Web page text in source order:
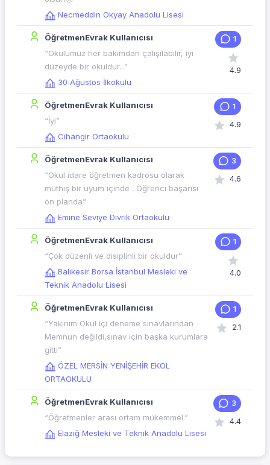
Necmeddin Okyay Anadolu Lisesi
ÖğretmenEvrak Kullanıcısı
“Okulumuz her bakımdan çalışılabilir, iyi
düzeyde bir okuldur...”
30 Ağustos İlkokulu
1
4.9
ÖğretmenEvrak Kullanıcısı
“İyi”
Cihangir Ortaokulu
1
4.9
ÖğretmenEvrak Kullanıcısı
“Okul idare öğretmen kadrosu olarak
müthiş bir uyum içinde . Öğrenci başarısı
ön planda”
Emine Seviye Divrik Ortaokulu
3
4.6
ÖğretmenEvrak Kullanıcısı
“Çok düzenli ve disiplinli bir okuldur”
Balıkesir Borsa İstanbul Mesleki ve
Teknik Anadolu Lisesi
1
4.0
ÖğretmenEvrak Kullanıcısı
“Yakınım Okul içi deneme sınavlarından
Memnun değildi,sınav için başka kurumlara
gitti”
ÖZEL MERSİN YENİŞEHİR EKOL
ORTAOKULU
1
2.1
ÖğretmenEvrak Kullanıcısı
“Öğretmenler arası ortam mükemmel.”
Elazığ Mesleki ve Teknik Anadolu Lisesi
3
4.4